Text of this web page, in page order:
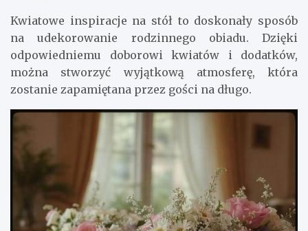
Kwiatowe inspiracje na stół to doskonały sposób
na udekorowanie rodzinnego obiadu. Dzięki
odpowiedniemu doborowi kwiatów i dodatków,
można stworzyć wyjątkową atmosferę, która
zostanie zapamiętana przez gości na długo.